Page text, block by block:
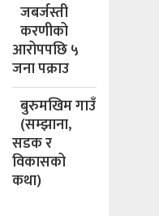
जबर्जस्ती
करणीको
आरोपपछि ५
जना पक्राउ
बुरुमखिम गाउँ
(सम्झाना,
सडक र
विकासको
कथा)